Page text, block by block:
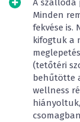
A
Minden
fekvése
kifogtuk a
(tetőtéri
behűtötte
wellness